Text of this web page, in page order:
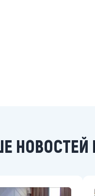
НОВОСТЕЙ